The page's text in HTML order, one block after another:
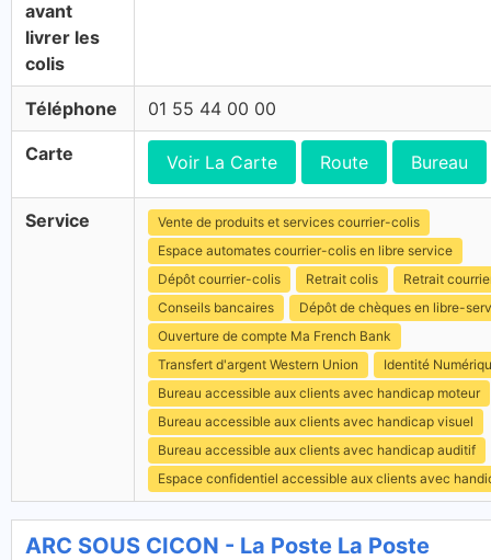
avant
livrer les
colis
Téléphone 01 55 44 00 00
Carte Voir La Carte Route Bureau
Service
Vente de produits et services courrier-colis
Espace automates courrier-colis en libre service
Dépôt courrier-colis
Retrait colis
Retrait
Conseils bancaires
Dépôt de chèques en libre-
Ouverture de compte Ma French Bank
Transfert d'argent Western Union
Identité
Bureau accessible aux clients avec handicap moteur
Bureau accessible aux clients avec handicap visuel
Bureau accessible aux clients avec handicap auditif
Espace confidentiel accessible aux clients avec
ARC SOUS CICON - La Poste La Poste